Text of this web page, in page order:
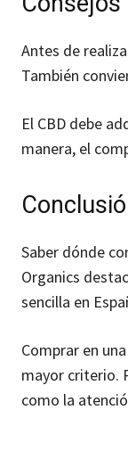
Antes de
También
El CBD debe
manera, el
Saber dónde
Organics
sencilla en
Comprar en
mayor criterio.
como la